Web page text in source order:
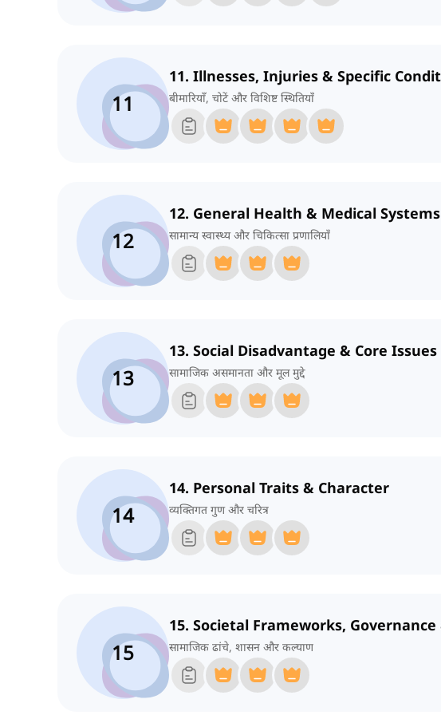
11
11. Illnesses, Injuries & Specific
बीमारियाँ, चोटें और विशिष्ट स्थितियाँ
12
12. General Health & Medical Systems
सामान्य स्वास्थ्य और चिकित्सा प्रणालियाँ
13
13. Social Disadvantage & Core Issues
सामाजिक असमानता और मूल मुद्दे
14
14. Personal Traits & Character
व्यक्तिगत गुण और चरित्र
15
15. Societal Frameworks,
सामाजिक ढांचे, शासन और कल्याण